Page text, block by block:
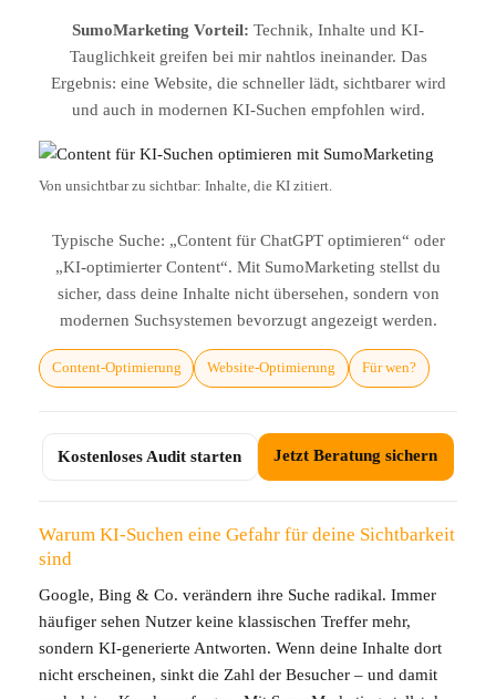
SumoMarketing Vorteil: Technik, Inhalte und KI-
Tauglichkeit greifen bei mir nahtlos ineinander. Das
Ergebnis: eine Website, die schneller lädt, sichtbarer wird
und auch in modernen KI-Suchen empfohlen wird.
Von unsichtbar zu sichtbar: Inhalte, die KI zitiert.
Typische Suche: „Content für ChatGPT optimieren“ oder
„KI-optimierter Content“. Mit SumoMarketing stellst du
sicher, dass deine Inhalte nicht übersehen, sondern von
modernen Suchsystemen bevorzugt angezeigt werden.
Content-Optimierung Website-Optimierung Für wen?
Kostenloses Audit starten Jetzt Beratung sichern
Warum KI-Suchen eine Gefahr für deine Sichtbarkeit
sind
Google, Bing & Co. verändern ihre Suche radikal. Immer
häufiger sehen Nutzer keine klassischen Treffer mehr,
sondern KI-generierte Antworten. Wenn deine Inhalte dort
nicht erscheinen, sinkt die Zahl der Besucher – und damit